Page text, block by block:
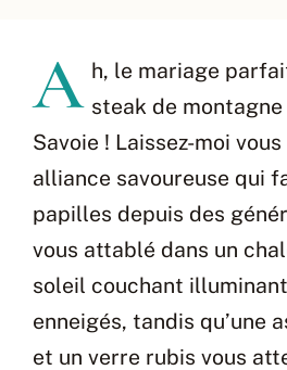
A h, le mariage
steak de
Savoie ! Laissez-moi
alliance savoureuse qui
papilles depuis des
vous attablé dans un
soleil couchant
enneigés, tandis qu’une
et un verre rubis vous